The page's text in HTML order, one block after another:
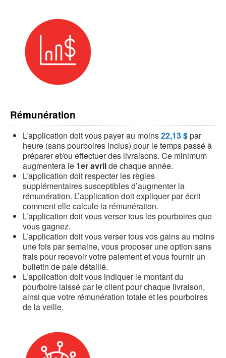
Rémunération
L’application doit vous payer au moins22,13 $par
heure (sans pourboires inclus) pour le temps passé à
préparer et/ou effectuer des livraisons. Ce minimum
augmentera le 1er avrilde chaque année.
L’application doit respecter les règles
supplémentaires susceptibles d’augmenter la
rémunération. L’application doit expliquer par écrit
comment elle calcule la rémunération.
L’application doit vous verser tous les pourboires que
vous gagnez.
L’application doit vous verser tous vos gains au moins
une fois par semaine, vous proposer une option sans
frais pour recevoir votre paiement et vous fournir un
bulletin de paie détaillé.
L’application doit vous indiquer le montant du
pourboire laissé par le client pour chaque livraison,
ainsi que votre rémunération totale et les pourboires
de la veille.